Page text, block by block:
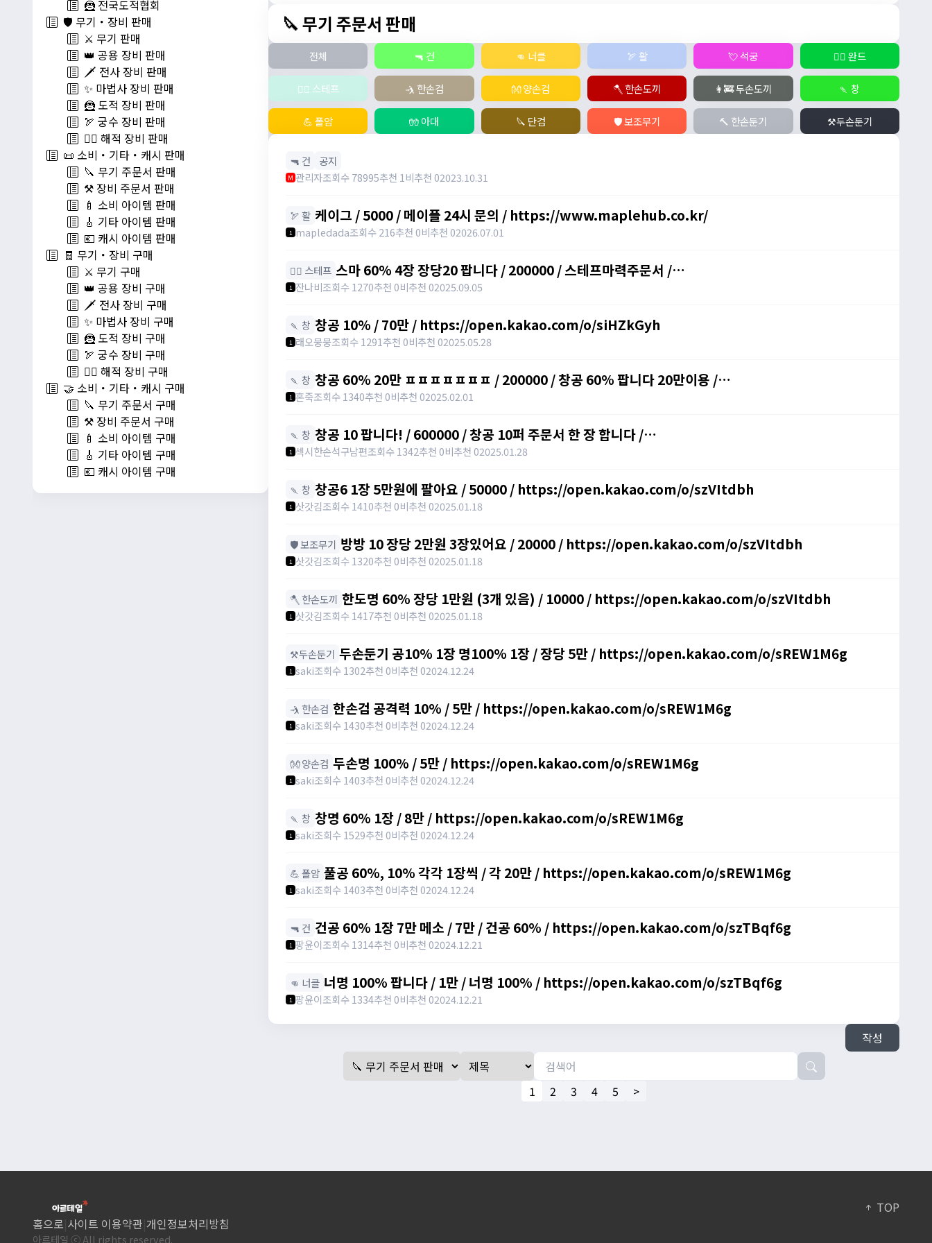
🦹 전국도적협회
🛡️ 무기・장비 판매
⚔️ 무기 판매
👑 공용 장비 판매
🗡️ 전사 장비 판매
✨ 마법사 장비 판매
🦹 도적 장비 판매
🏹 궁수 장비 판매
🏴‍☠️ 해적 장비 판매
📜 소비・기타・캐시 판매
🔪 무기 주문서 판매
⚒️ 장비 주문서 판매
🍼 소비 아이템 판매
🎸 기타 아이템 판매
💶 캐시 아이템 판매
🧾 무기・장비 구매
⚔️ 무기 구매
👑 공용 장비 구매
🗡️ 전사 장비 구매
✨ 마법사 장비 구매
🦹 도적 장비 구매
🏹 궁수 장비 구매
🏴‍☠️ 해적 장비 구매
🤝 소비・기타・캐시 구매
🔪 무기 주문서 구매
⚒️ 장비 주문서 구매
🍼 소비 아이템 구매
🎸 기타 아이템 구매
💶 캐시 아이템 구매
🔪 무기 주문서 판매
전체 🔫 건 👊 너클 🏹 활 💘 석궁 🧙‍♀️ 완드
🧚‍♂️ 스테프 🤺 한손검 👐 양손검 🪓 한손도끼 👩‍🚒 두손도끼 🍡 창
💪 폴암 🧤 아대 🔪 단검 🛡️ 보조무기 🔨 한손둔기 ⚒️두손둔기
🔫 건 공지
M 관리자조회수 78995추천 1 비추천 02023.10.31
🏹 활 케이그 / 5000 / 메이플 24시 문의 / https://www.maplehub.co.kr/
1 mapledada조회수 216추천 0비추천 02026.07.01
🧚‍♂️ 스테프 스마 60% 4장 장당20 팝니다 / 200000 / 스테프마력주문서 /
https://open.kakao.com/o/svY6joQh
1 잔나비조회수 1270추천 0비추천 02025.09.05
🍡 창 창공 10% / 70만 / https://open.kakao.com/o/siHZkGyh
1 래오뭉뭉조회수 1291추천 0비추천 02025.05.28
🍡 창 창공 60% 20만 ㅍㅍㅍㅍㅍㅍㅍ / 200000 / 창공 60% 팝니다 20만이용 /
https://open.kakao.com/o/sPWVLEdh
1 혼죽조회수 1340추천 0비추천 02025.02.01
🍡 창 창공 10 팝니다! / 600000 / 창공 10퍼 주문서 한 장 합니다 /
https://open.kakao.com/o/srgUnZch
1 섹시한손석구남편조회수 1342추천 0비추천 02025.01.28
🍡 창 창공6 1장 5만원에 팔아요 / 50000 / https://open.kakao.com/o/szVItdbh
1 삿갓김조회수 1410추천 0비추천 02025.01.18
🛡️ 보조무기 방방 10 장당 2만원 3장있어요 / 20000 / https://open.kakao.com/o/szVItdbh
1 삿갓김조회수 1320추천 0비추천 02025.01.18
🪓 한손도끼 한도명 60% 장당 1만원 (3개 있음) / 10000 / https://open.kakao.com/o/szVItdbh
1 삿갓김조회수 1417추천 0비추천 02025.01.18
⚒️두손둔기 두손둔기 공10% 1장 명100% 1장 / 장당 5만 / https://open.kakao.com/o/sREW1M6g
1 saki조회수 1302추천 0비추천 02024.12.24
🤺 한손검 한손검 공격력 10% / 5만 / https://open.kakao.com/o/sREW1M6g
1 saki조회수 1430추천 0비추천 02024.12.24
👐 양손검 두손명 100% / 5만 / https://open.kakao.com/o/sREW1M6g
1 saki조회수 1403추천 0비추천 02024.12.24
🍡 창 창명 60% 1장 / 8만 / https://open.kakao.com/o/sREW1M6g
1 saki조회수 1529추천 0비추천 02024.12.24
💪 폴암 풀공 60%, 10% 각각 1장씩 / 각 20만 / https://open.kakao.com/o/sREW1M6g
1 saki조회수 1403추천 0비추천 02024.12.24
🔫 건 건공 60% 1장 7만 메소 / 7만 / 건공 60% / https://open.kakao.com/o/szTBqf6g
1 팡윤이조회수 1314추천 0비추천 02024.12.21
👊 너클 너명 100% 팝니다 / 1만 / 너명 100% / https://open.kakao.com/o/szTBqf6g
1 팡윤이조회수 1334추천 0비추천 02024.12.21
작성
1 2 3 4 5 >
TOP
홈으로 사이트 이용약관 개인정보처리방침
아르테일 ⓒ All rights reserved.